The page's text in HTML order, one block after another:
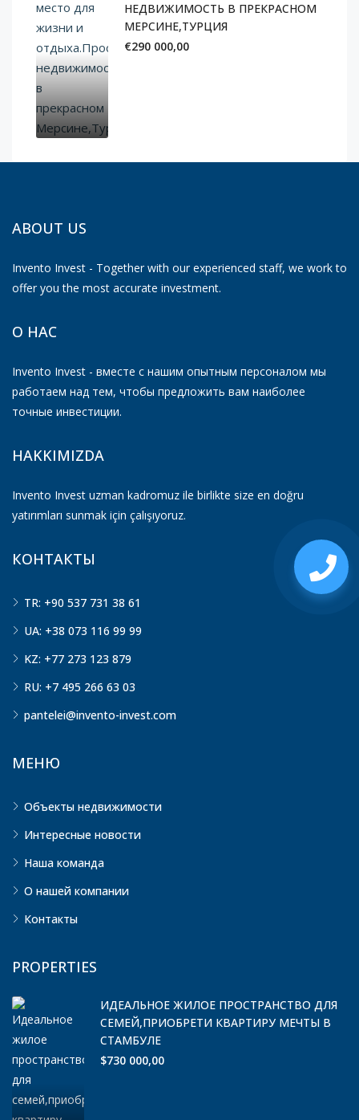
НЕДВИЖИМОСТЬ В ПРЕКРАСНОМ
МЕРСИНЕ,ТУРЦИЯ
€290 000,00
ABOUT US
Invento Invest - Together with our experienced staff, we work to
offer you the most accurate investment.
О НАС
Invento Invest - вместе с нашим опытным персоналом мы
работаем над тем, чтобы предложить вам наиболее
точные инвестиции.
HAKKIMIZDA
Invento Invest uzman kadromuz ile birlikte size en doğru
yatırımları sunmak için çalışıyoruz.
КОНТАКТЫ
TR: +90 537 731 38 61
UA: +38 073 116 99 99
KZ: +77 273 123 879
RU: +7 495 266 63 03
pantelei@invento-invest.com
МЕНЮ
Объекты недвижимости
Интересные новости
Наша команда
О нашей компании
Контакты
PROPERTIES
ИДЕАЛЬНОЕ ЖИЛОЕ ПРОСТРАНСТВО ДЛЯ
СЕМЕЙ,ПРИОБРЕТИ КВАРТИРУ МЕЧТЫ В
СТАМБУЛЕ
$730 000,00